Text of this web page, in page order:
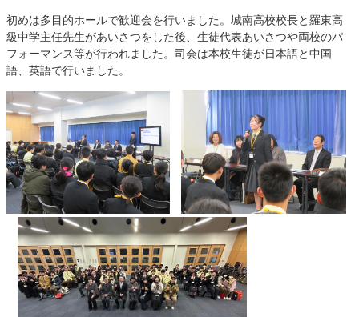
初めは多目的ホールで歓迎会を行いました。城南高校校長と羅東高
級中学主任先生があいさつをした後、生徒代表あいさつや両校のパ
フォーマンス等が行われました。司会は本校生徒が日本語と中国
語、英語で行いました。